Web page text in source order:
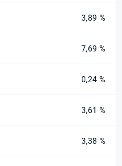
3,89 %
7,69 %
0,24 %
3,61 %
3,38 %